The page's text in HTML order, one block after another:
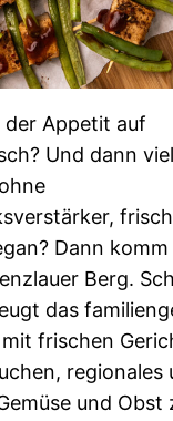
Appetit auf
Und dann
Dann komm
Berg.
das
frischen
regionales
und Obst